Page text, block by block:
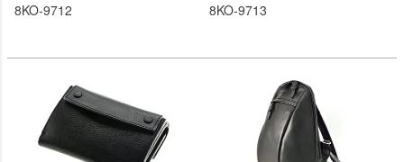
8KO-9712 8KO-9713